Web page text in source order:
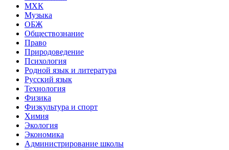
МХК
Музыка
ОБЖ
Обществознание
Право
Природоведение
Психология
Родной язык и литература
Русский язык
Технология
Физика
Физкультура и спорт
Химия
Экология
Экономика
Администрирование школы